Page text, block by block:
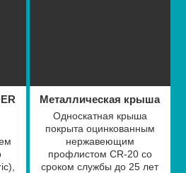
Металлическая крыша
Односкатная крыша
покрыта оцинкованным
нержавеющим
профлистом СR-20 со
сроком службы до 25 лет